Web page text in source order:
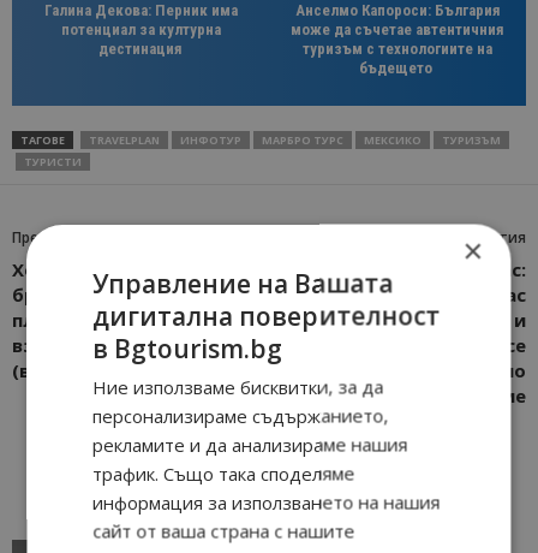
Галина Декова: Перник има
потенциал за културна
дестинация
Анселмо Капороси: България
може да съчетае автентичния
туризъм с технологиите на
бъдещето
ТАГОВЕ TRAVELPLAN ИНФОТУР МАРБРО ТУРС МЕКСИКО
ТУРИЗЪМ
ТУРИСТИ
Предишна статия
Хотел “Зенит” в Слънчев
бряг отново гори,
пламъците по-рано
взеха една жертва
(видео)
Следваща статия
Летище Бургас:
Полетите между Бургас
и Рим НЕ са спирани и
продължават да се
изпълняват по
разписание
×
Управление на Вашата
дигитална поверителност
в Bgtourism.bg
Ние използваме бисквитки, за да
персонализираме съдържанието,
рекламите и да анализираме нашия
трафик. Също така споделяме
информация за използването на нашия
сайт от ваша страна с нашите